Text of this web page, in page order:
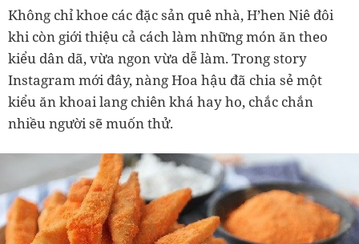
Không chỉ khoe các đặc sản quê nhà, H’hen Niê đôi
khi còn giới thiệu cả cách làm những món ăn theo
kiểu dân dã, vừa ngon vừa dễ làm. Trong story
Instagram mới đây, nàng Hoa hậu đã chia sẻ một
kiểu ăn khoai lang chiên khá hay ho, chắc chắn
nhiều người sẽ muốn thử.